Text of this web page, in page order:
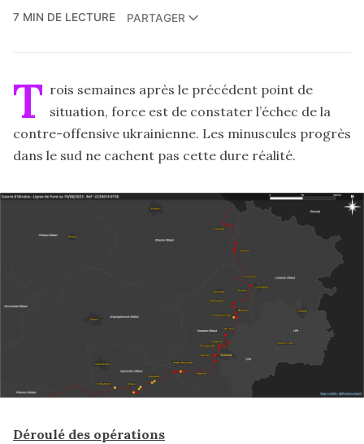
7 MIN DE LECTURE
PARTAGER
T rois semaines après le précédent point de
situation, force est de constater l’échec de la
contre-offensive ukrainienne. Les minuscules progrès
dans le sud ne cachent pas cette dure réalité.
Déroulé des opérations